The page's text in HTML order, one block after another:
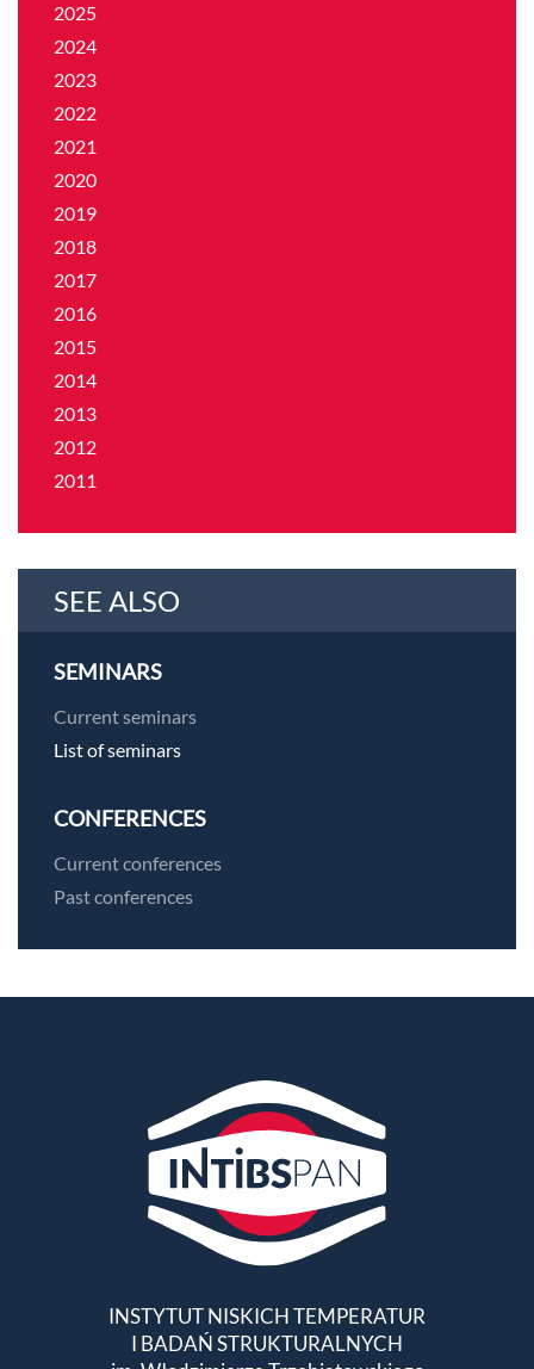
2025
2024
2023
2022
2021
2020
2019
2018
2017
2016
2015
2014
2013
2012
2011
SEE ALSO
SEMINARS
Current seminars
List of seminars
CONFERENCES
Current conferences
Past conferences
INSTYTUT NISKICH TEMPERATUR
I BADAŃ STRUKTURALNYCH